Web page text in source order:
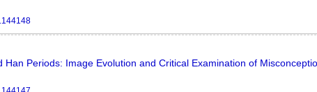
Periods: Image Evolution and Critical Examination of